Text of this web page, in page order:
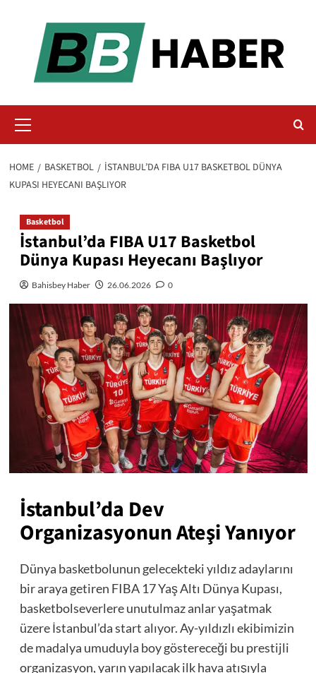
Menu
HOME BASKETBOL
İSTANBUL’DA FIBA U17 BASKETBOL DÜNYA
KUPASI HEYECANI BAŞLIYOR
Basketbol
İstanbul’da FIBA U17 Basketbol
Dünya Kupası Heyecanı Başlıyor
Bahisbey Haber 26.06.2026 0
İstanbul’da Dev
Organizasyonun Ateşi Yanıyor
Dünya basketbolunun gelecekteki yıldız adaylarını
bir araya getiren FIBA 17 Yaş Altı Dünya Kupası,
basketbolseverlere unutulmaz anlar yaşatmak
üzere İstanbul’da start alıyor. Ay-yıldızlı ekibimizin
de madalya umuduyla boy göstereceği bu prestijli
organizasyon, yarın yapılacak ilk hava atışıyla